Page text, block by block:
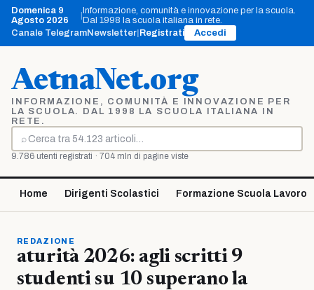
Vai
contenuto
Domenica 9
Agosto 2026
|Informazione, comunità e innovazione per la scuola.
Dal 1998 la scuola italiana in rete.
Canale TelegramNewsletter Registrati Accedi
AetnaNet.org
INFORMAZIONE, COMUNITÀ E INNOVAZIONE PER
LA SCUOLA. DAL 1998 LA SCUOLA ITALIANA IN
RETE.
⌕
Cerca
9.786 utenti registrati · 704 mln di pagine viste
Home Dirigenti Scolastici Formazione Scuola Lavoro
REDAZIONE
aturità 2026: agli scritti 9
studenti su 10 superano la